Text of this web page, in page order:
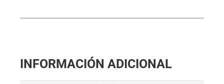
INFORMACIÓN ADICIONAL